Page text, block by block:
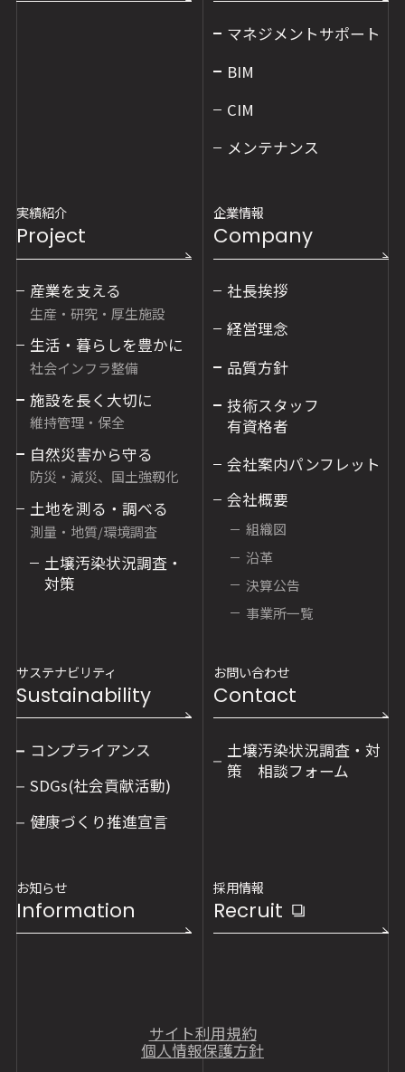
マネジメントサポート
BIM
メンテナンス
CIM
実績紹介
Project
産業を支える
生産・研究・厚生施設
生活・暮らしを豊かに
社会インフラ整備
施設を長く大切に
維持管理・保全
自然災害から守る
防災・減災、国土強靱化
土地を測る・調べる
測量・地質/環境調査
土壌汚染状況調査・
対策
企業情報
Company
社長挨拶
経営理念
品質方針
技術スタッフ
有資格者
会社案内パンフレット
会社概要
組織図
沿革
決算公告
事業所一覧
サステナビリティ
Sustainability
コンプライアンス
SDGs(社会貢献活動)
健康づくり推進宣言
お問い合わせ
Contact
土壌汚染状況調査・対
策 相談フォーム
お知らせ
Information
採用情報
Recruit
サイト利用規約
個人情報保護方針